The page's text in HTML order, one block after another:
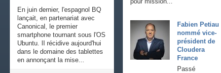
Fabien Petiau
nommé vice-
président de
Cloudera
France
Passé
En juin dernier, l'espagnol BQ
lançait, en partenariat avec
Canonical, le premier
smartphone tournant sous l'OS
Ubuntu. Il récidive aujourd'hui
dans le domaine des tablettes
en annonçant la mise...